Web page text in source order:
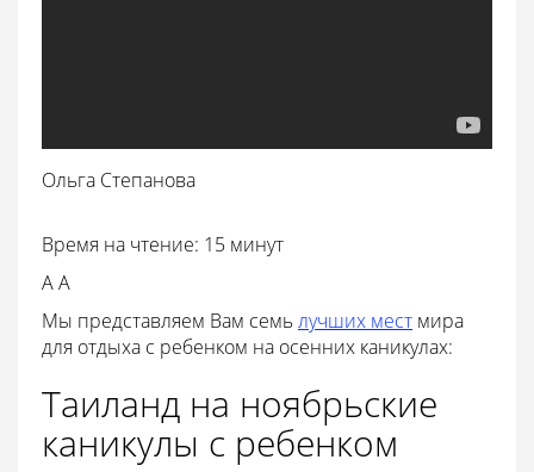
Ольга Степанова
Время на чтение: 15 минут
А А
Мы представляем Вам семьлучших мест мира
для отдыха с ребенком на осенних каникулах:
Таиланд на ноябрьские
каникулы с ребенком